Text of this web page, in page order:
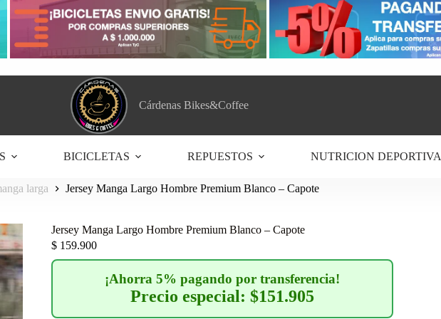
Cárdenas Bikes&Coffee
BICICLETAS REPUESTOS NUTRICION DEPORTIVA
larga Jersey Manga Largo Hombre Premium Blanco – Capote
Jersey Manga Largo Hombre Premium Blanco – Capote
$ 159.900
¡Ahorra 5% pagando por transferencia!
Precio especial: $151.905